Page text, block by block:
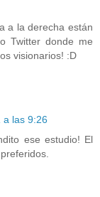
a la derecha están
Twitter donde me
visionarios! :D
a las 9:26
ese estudio! El